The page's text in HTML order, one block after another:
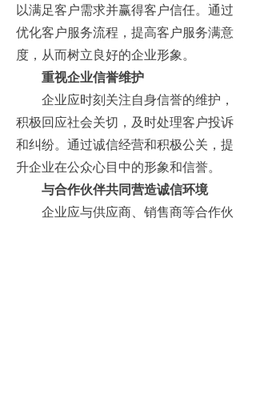
以满足客户需求并赢得客户信任。通过
优化客户服务流程，提高客户服务满意
度，从而树立良好的企业形象。
重视企业信誉维护
企业应时刻关注自身信誉的维护，
积极回应社会关切，及时处理客户投诉
和纠纷。通过诚信经营和积极公关，提
升企业在公众心目中的形象和信誉。
与合作伙伴共同营造诚信环境
企业应与供应商、销售商等合作伙